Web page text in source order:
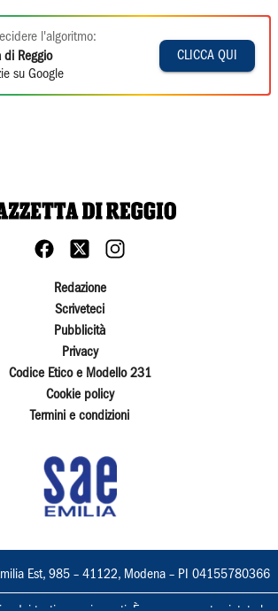
l'algoritmo:
di Reggio
su Google
CLICCA QUI
Redazione
Scriveteci
Pubblicità
Privacy
Codice Etico e Modello 231
Cookie policy
Termini e condizioni
Est, 985 – 41122, Modena – PI 04155780366